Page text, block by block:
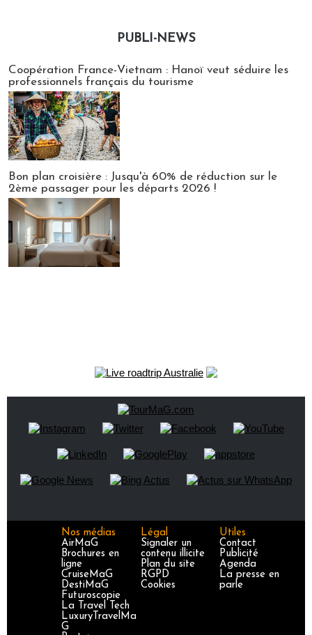
PUBLI-NEWS
Coopération France-Vietnam : Hanoï veut séduire les
professionnels français du tourisme
Bon plan croisière : Jusqu'à 60% de réduction sur le
2ème passager pour les départs 2026 !
Nos médias
AirMaG
Brochures en
ligne
CruiseMaG
DestiMaG
Futuroscopie
La Travel Tech
LuxuryTravelMa
G
Légal
Signaler un
contenu illicite
Plan du site
RGPD
Cookies
Utiles
Contact
Publicité
Agenda
La presse en
parle